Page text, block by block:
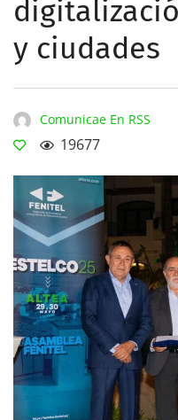
y ciudades
Comunicae En RSS
19677